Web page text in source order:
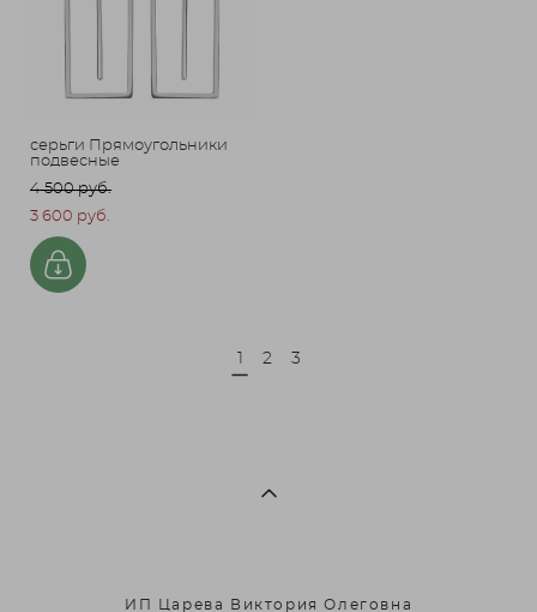
серьги Прямоугольники
подвесные
4 500 pуб.
3 600 pуб.
2 3
ИП Царева Виктория Олеговна